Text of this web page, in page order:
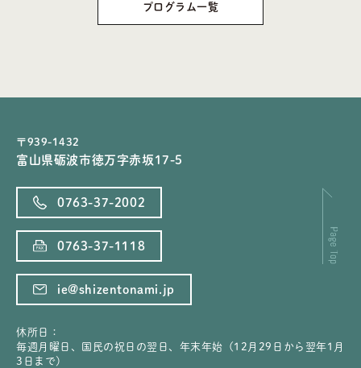
プログラム一覧
〒939-1432
富山県砺波市徳万字赤坂17-5
0763-37-2002
0763-37-1118
ie@shizentonami.jp
休所日：
毎週月曜日、国民の祝日の翌日、年末年始（12月29日から翌年1月
3日まで）